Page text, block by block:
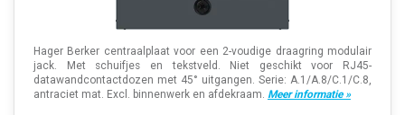
Hager Berker centraalplaat voor een 2-voudige draagring modulair
jack. Met schuifjes en tekstveld. Niet geschikt voor RJ45-
datawandcontactdozen met 45° uitgangen. Serie: A.1/A.8/C.1/C.8,
antraciet mat. Excl. binnenwerk en afdekraam. Meer informatie »